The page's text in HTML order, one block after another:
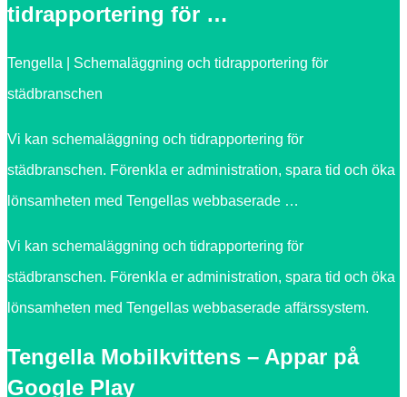
tidrapportering för …
Tengella | Schemaläggning och tidrapportering för
städbranschen
Vi kan schemaläggning och tidrapportering för
städbranschen. Förenkla er administration, spara tid och öka
lönsamheten med Tengellas webbaserade …
Vi kan schemaläggning och tidrapportering för
städbranschen. Förenkla er administration, spara tid och öka
lönsamheten med Tengellas webbaserade affärssystem.
Tengella Mobilkvittens – Appar på
Google Play